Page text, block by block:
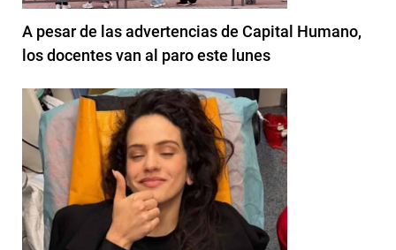
A pesar de las advertencias de Capital Humano,
los docentes van al paro este lunes